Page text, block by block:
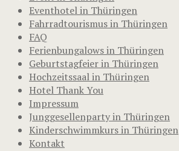
Eventhotel in Thüringen
Fahrradtourismus in Thüringen
FAQ
Ferienbungalows in Thüringen
Geburtstagfeier in Thüringen
Hochzeitssaal in Thüringen
Hotel Thank You
Impressum
Junggesellenparty in Thüringen
Kinderschwimmkurs in Thüringen
Kontakt